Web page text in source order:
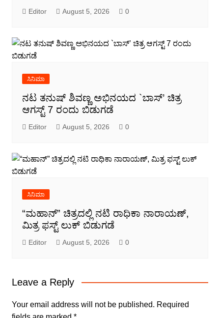
Editor August 5, 2026 0
ಸಿನಿಮಾ
ನಟ ತನುಷ್ ಶಿವಣ್ಣ ಅಭಿನಯದ `ಬಾಸ್’ ಚಿತ್ರ
ಆಗಸ್ಟ್ 7 ರಂದು ಬಿಡುಗಡೆ
Editor August 5, 2026 0
ಸಿನಿಮಾ
“ಮಹಾನ್” ಚಿತ್ರದಲ್ಲಿ ನಟಿ ರಾಧಿಕಾ ನಾರಾಯಣ್,
ಮಿತ್ರ ಫಸ್ಟ್ ಲುಕ್ ಬಿಡುಗಡೆ
Editor August 5, 2026 0
Leave a Reply
Your email address will not be published. Required